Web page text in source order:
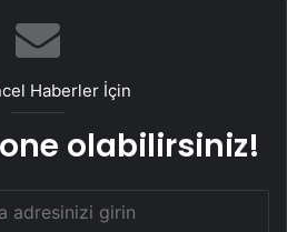
Haberler İçin
olabilirsiniz!